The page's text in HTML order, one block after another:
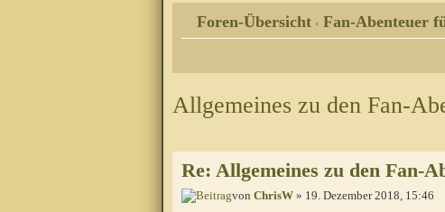
Foren-Übersicht ‹ Fan-Abenteuer
Allgemeines zu den Fan-
Re: Allgemeines zu den Fan-
von ChrisW » 19. Dezember 2018, 15:46